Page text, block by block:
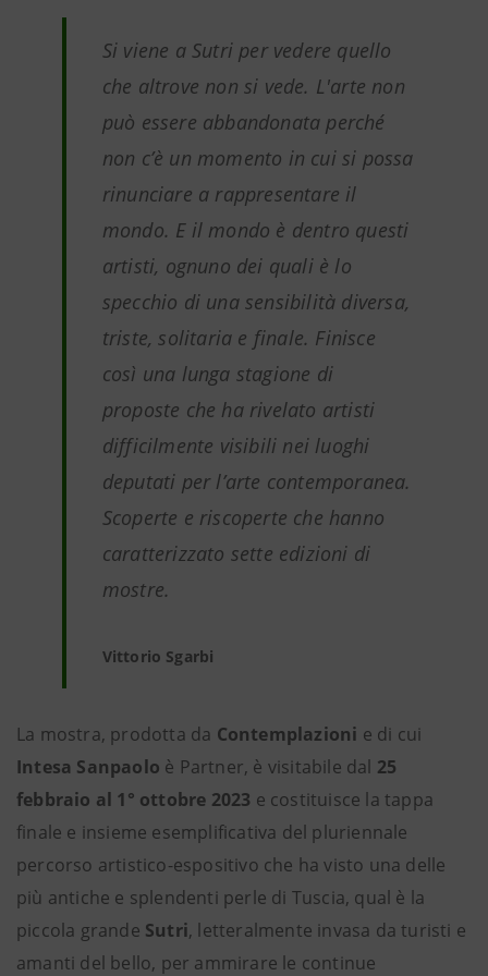
Si viene a Sutri per vedere quello
che altrove non si vede. L'arte non
può essere abbandonata perché
non c’è un momento in cui si possa
rinunciare a rappresentare il
mondo. E il mondo è dentro questi
artisti, ognuno dei quali è lo
specchio di una sensibilità diversa,
triste, solitaria e finale. Finisce
così una lunga stagione di
proposte che ha rivelato artisti
difficilmente visibili nei luoghi
deputati per l’arte contemporanea.
Scoperte e riscoperte che hanno
caratterizzato sette edizioni di
mostre.
Vittorio Sgarbi
La mostra, prodotta da Contemplazioni e di cui
Intesa Sanpaolo è Partner, è visitabile dal 25
febbraio al 1° ottobre 2023 e costituisce la tappa
finale e insieme esemplificativa del pluriennale
percorso artistico-espositivo che ha visto una delle
più antiche e splendenti perle di Tuscia, qual è la
piccola grande Sutri, letteralmente invasa da turisti e
amanti del bello, per ammirare le continue